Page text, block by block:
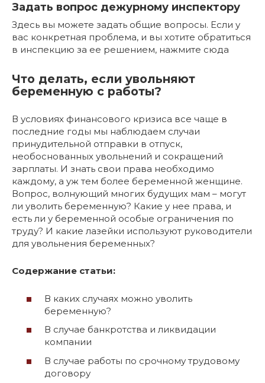
Задать вопрос дежурному инспектору
Здесь вы можете задать общие вопросы. Если у
вас конкретная проблема, и вы хотите обратиться
в инспекцию за ее решением, нажмите сюда
Что делать, если увольняют
беременную с работы?
В условиях финансового кризиса все чаще в
последние годы мы наблюдаем случаи
принудительной отправки в отпуск,
необоснованных увольнений и сокращений
зарплаты. И знать свои права необходимо
каждому, а уж тем более беременной женщине.
Вопрос, волнующий многих будущих мам – могут
ли уволить беременную? Какие у нее права, и
есть ли у беременной особые ограничения по
труду? И какие лазейки используют руководители
для увольнения беременных?
Содержание статьи:
В каких случаях можно уволить
беременную?
В случае банкротства и ликвидации
компании
В случае работы по срочному трудовому
договору